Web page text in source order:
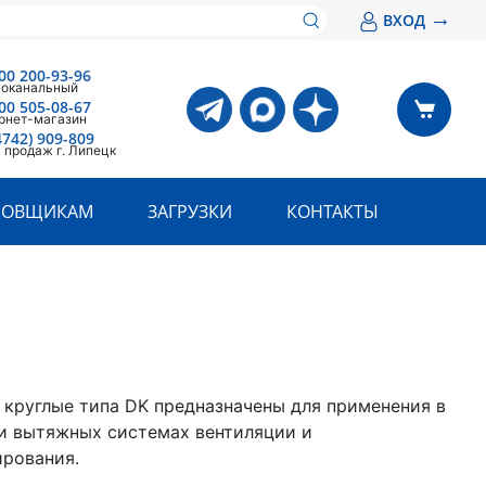
ВХОД →
200-93-96
505-08-67
магазин
909-809
г. Липецк
ЗАГРУЗКИ КОНТАКТЫ
типа DK предназначены для применения в
вытяжных системах вентиляции и